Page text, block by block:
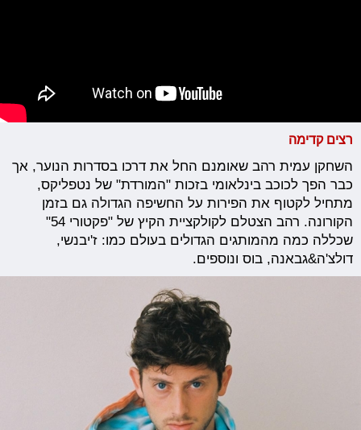
רצים קדימה
השחקן עמית רהב שאומנם החל את דרכו בסדרות הנוער, אך
כבר הפך לכוכב בינלאומי בזכות "המורדת" של נטפליקס,
מתחיל לקטוף את הפירות על החשיפה הגדולה גם בזמן
הקורונה. רהב הצטלם לקולקציית הקיץ של "פקטורי 54"
שכללה כמה מהמותגים הגדולים בעולם כמו: ז'יבנשי,
דולצ'ה&גבאנה, בוס ונוספים.